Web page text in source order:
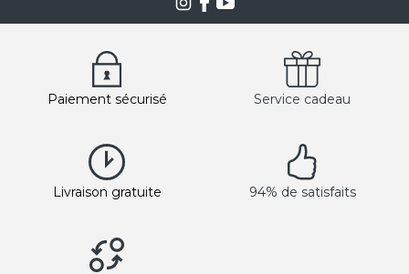
Paiement sécurisé Service cadeau
Livraison gratuite 94% de satisfaits